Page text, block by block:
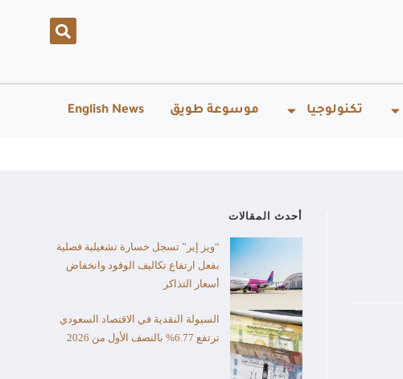
تكنولوجيا موسوعة طويق English News
أحدث المقالات
“ويز إير” تسجل خسارة تشغيلية فصلية
بفعل ارتفاع تكاليف الوقود وانخفاض
أسعار التذاكر
السيولة النقدية في الاقتصاد السعودي
ترتفع 6.77% بالنصف الأول من 2026